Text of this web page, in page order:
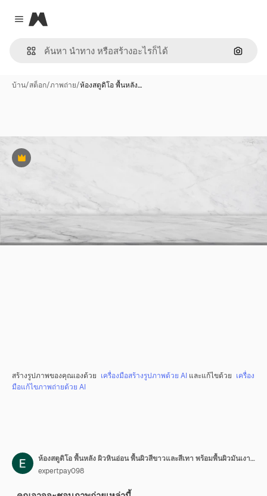
Close menu
Magnific
ค้นหา
บ้าน/สต็อก/ภาพถ่าย/ห้องสตูดิโอ พื้นหลัง…
พรีเมี่ยม
สร้างรูปภาพของคุณเองด้วย เครื่องมือสร้างรูปภาพด้วย AI และแก้ไขด้วย เครื่อง
มือแก้ไขภาพถ่ายด้วย AI
ห้องสตูดิโอ พื้นหลัง ผิวหินอ่อน พื้นผิวสีขาวและสีเทา พร้อมพื้นผิวมันเงา แท่นหินแกรนิตธรรมชาติสำหรับแสดงสินค้า พื้นหลังพร้อมพื้นที่ว่างสำหรับการนำเสนอเครื่องสำอาง
expertpay098